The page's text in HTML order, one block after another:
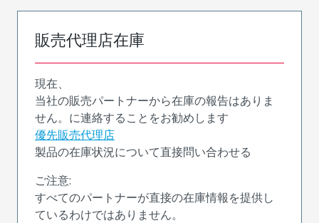
販売代理店在庫
現在、
当社の販売パートナーから在庫の報告はありま
せん。に連絡することをお勧めします
優先販売代理店
製品の在庫状況について直接問い合わせる
ご注意:
すべてのパートナーが直接の在庫情報を提供し
ているわけではありません。